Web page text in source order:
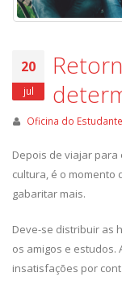
20
jul
Oficina do Estudante
Depois de viajar para
cultura, é o momento
gabaritar mais.
Deve-se distribuir as
os amigos e estudos.
insatisfações por